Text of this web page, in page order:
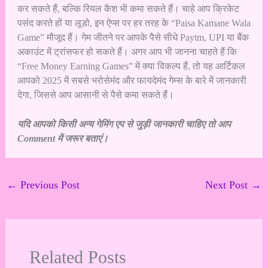
कर सकते हैं, बल्कि रियल कैश भी कमा सकते हैं। चाहे आप क्रिकेट
पसंद करते हों या लूडो, इन ऐप्स पर हर तरह के “Paisa Kamane Wala
Game” मौजूद हैं। गेम जीतने पर आपके पैसे सीधे Paytm, UPI या बैंक
अकाउंट में ट्रांसफर हो सकते हैं। अगर आप भी जानना चाहते हैं कि
“Free Money Earning Games” में क्या विकल्प हैं, तो यह आर्टिकल
आपको 2025 में सबसे भरोसेमंद और फायदेमंद गेम्स के बारे में जानकारी
देगा, जिससे आप आसानी से पैसे कमा सकते हैं।
यदि आपको किसी अन्य गेमिंग एप से जुड़ी जानकारी चाहिए तो आप
Comment में जरूर बताएं।
← Previous Post Next Post →
Related Posts